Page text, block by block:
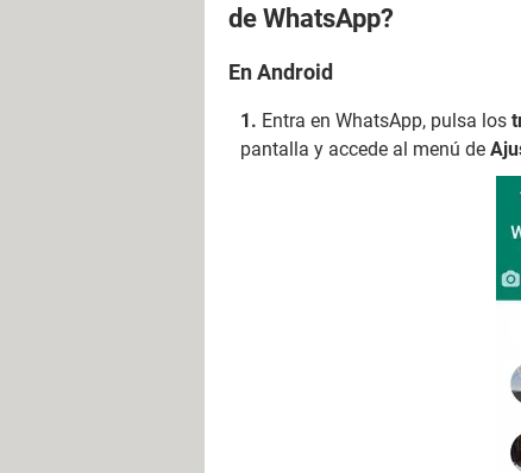
de WhatsApp?
En Android
Entra en WhatsApp, pulsa los
pantalla y accede al menú de